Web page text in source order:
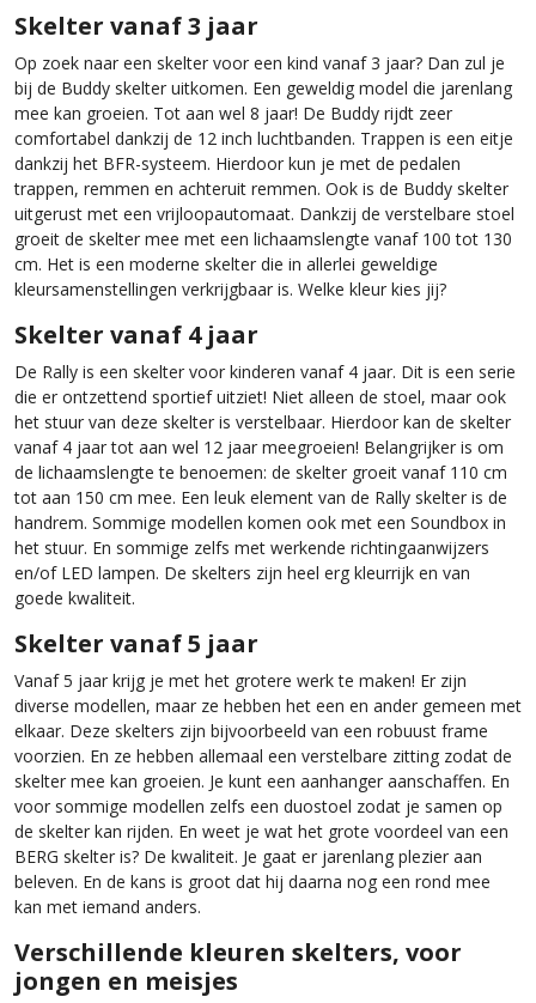
Skelter vanaf 3 jaar
Op zoek naar een skelter voor een kind vanaf 3 jaar? Dan zul je
bij de Buddy skelter uitkomen. Een geweldig model die jarenlang
mee kan groeien. Tot aan wel 8 jaar! De Buddy rijdt zeer
comfortabel dankzij de 12 inch luchtbanden. Trappen is een eitje
dankzij het BFR-systeem. Hierdoor kun je met de pedalen
trappen, remmen en achteruit remmen. Ook is de Buddy skelter
uitgerust met een vrijloopautomaat. Dankzij de verstelbare stoel
groeit de skelter mee met een lichaamslengte vanaf 100 tot 130
cm. Het is een moderne skelter die in allerlei geweldige
kleursamenstellingen verkrijgbaar is. Welke kleur kies jij?
Skelter vanaf 4 jaar
De Rally is een skelter voor kinderen vanaf 4 jaar. Dit is een serie
die er ontzettend sportief uitziet! Niet alleen de stoel, maar ook
het stuur van deze skelter is verstelbaar. Hierdoor kan de skelter
vanaf 4 jaar tot aan wel 12 jaar meegroeien! Belangrijker is om
de lichaamslengte te benoemen: de skelter groeit vanaf 110 cm
tot aan 150 cm mee. Een leuk element van de Rally skelter is de
handrem. Sommige modellen komen ook met een Soundbox in
het stuur. En sommige zelfs met werkende richtingaanwijzers
en/of LED lampen. De skelters zijn heel erg kleurrijk en van
goede kwaliteit.
Skelter vanaf 5 jaar
Vanaf 5 jaar krijg je met het grotere werk te maken! Er zijn
diverse modellen, maar ze hebben het een en ander gemeen met
elkaar. Deze skelters zijn bijvoorbeeld van een robuust frame
voorzien. En ze hebben allemaal een verstelbare zitting zodat de
skelter mee kan groeien. Je kunt een aanhanger aanschaffen. En
voor sommige modellen zelfs een duostoel zodat je samen op
de skelter kan rijden. En weet je wat het grote voordeel van een
BERG skelter is? De kwaliteit. Je gaat er jarenlang plezier aan
beleven. En de kans is groot dat hij daarna nog een rond mee
kan met iemand anders.
Verschillende kleuren skelters, voor
jongen en meisjes